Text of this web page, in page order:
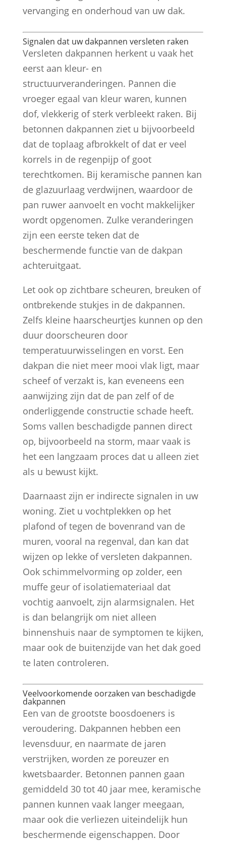
vervanging en onderhoud van uw dak.
Signalen dat uw dakpannen versleten raken
Versleten dakpannen herkent u vaak het
eerst aan kleur- en
structuurveranderingen. Pannen die
vroeger egaal van kleur waren, kunnen
dof, vlekkerig of sterk verbleekt raken. Bij
betonnen dakpannen ziet u bijvoorbeeld
dat de toplaag afbrokkelt of dat er veel
korrels in de regenpijp of goot
terechtkomen. Bij keramische pannen kan
de glazuurlaag verdwijnen, waardoor de
pan ruwer aanvoelt en vocht makkelijker
wordt opgenomen. Zulke veranderingen
zijn een eerste teken dat de
beschermende functie van de dakpan
achteruitgaat.
Let ook op zichtbare scheuren, breuken of
ontbrekende stukjes in de dakpannen.
Zelfs kleine haarscheurtjes kunnen op den
duur doorscheuren door
temperatuurwisselingen en vorst. Een
dakpan die niet meer mooi vlak ligt, maar
scheef of verzakt is, kan eveneens een
aanwijzing zijn dat de pan zelf of de
onderliggende constructie schade heeft.
Soms vallen beschadigde pannen direct
op, bijvoorbeeld na storm, maar vaak is
het een langzaam proces dat u alleen ziet
als u bewust kijkt.
Daarnaast zijn er indirecte signalen in uw
woning. Ziet u vochtplekken op het
plafond of tegen de bovenrand van de
muren, vooral na regenval, dan kan dat
wijzen op lekke of versleten dakpannen.
Ook schimmelvorming op zolder, een
muffe geur of isolatiemateriaal dat
vochtig aanvoelt, zijn alarmsignalen. Het
is dan belangrijk om niet alleen
binnenshuis naar de symptomen te kijken,
maar ook de buitenzijde van het dak goed
te laten controleren.
Veelvoorkomende oorzaken van beschadigde
dakpannen
Een van de grootste boosdoeners is
veroudering. Dakpannen hebben een
levensduur, en naarmate de jaren
verstrijken, worden ze poreuzer en
kwetsbaarder. Betonnen pannen gaan
gemiddeld 30 tot 40 jaar mee, keramische
pannen kunnen vaak langer meegaan,
maar ook die verliezen uiteindelijk hun
beschermende eigenschappen. Door